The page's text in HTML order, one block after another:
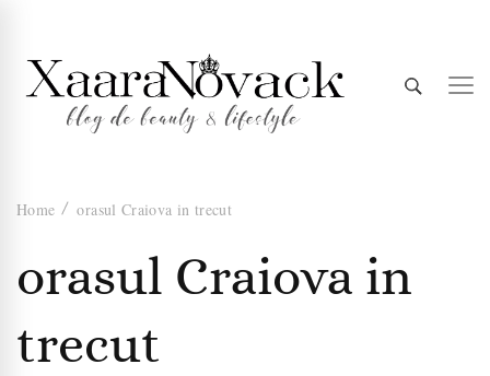
Xaara
Novack
Home orasul Craiova in trecut
orasul Craiova in
trecut